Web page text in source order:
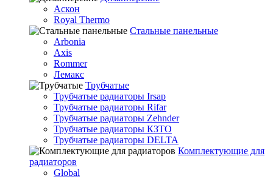
Аскон
Royal Thermo
Стальные панельные
Arbonia
Axis
Rommer
Лемакс
Трубчатые
Трубчатые радиаторы Irsap
Трубчатые радиаторы Rifar
Трубчатые радиаторы Zehnder
Трубчатые радиаторы КЗТО
Трубчатые радиаторы DELTA
Комплектующие для
радиаторов
Global